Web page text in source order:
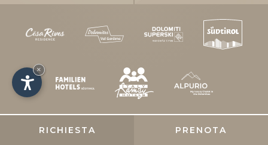
RICHIESTA PRENOTA
×